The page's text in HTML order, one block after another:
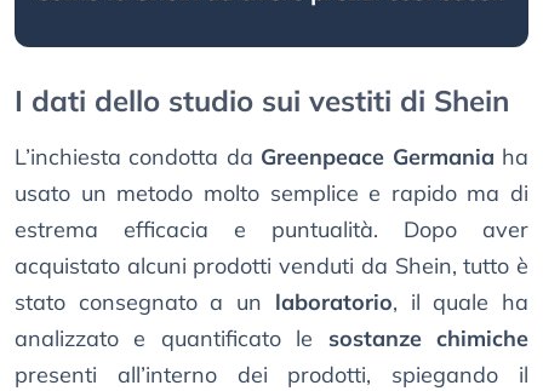
I dati dello studio sui vestiti di Shein
L’inchiesta condotta da Greenpeace Germania ha
usato un metodo molto semplice e rapido ma di
estrema efficacia e puntualità. Dopo aver
acquistato alcuni prodotti venduti da Shein, tutto è
stato consegnato a un laboratorio, il quale ha
analizzato e quantificato le sostanze chimiche
presenti all’interno dei prodotti, spiegando il